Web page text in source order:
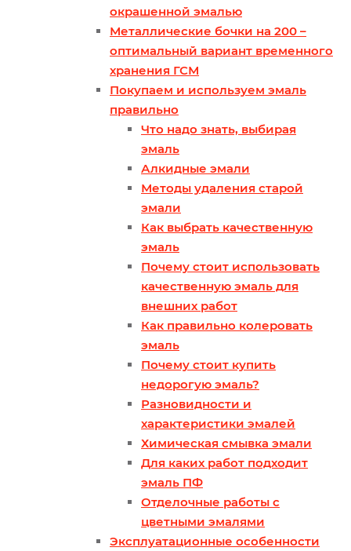
окрашенной эмалью
Металлические бочки на 200 –
оптимальный вариант временного
хранения ГСМ
Покупаем и используем эмаль
правильно
Что надо знать, выбирая
эмаль
Алкидные эмали
Методы удаления старой
эмали
Как выбрать качественную
эмаль
Почему стоит использовать
качественную эмаль для
внешних работ
Как правильно колеровать
эмаль
Почему стоит купить
недорогую эмаль?
Разновидности и
характеристики эмалей
Химическая смывка эмали
Для каких работ подходит
эмаль ПФ
Отделочные работы с
цветными эмалями
Эксплуатационные особенности